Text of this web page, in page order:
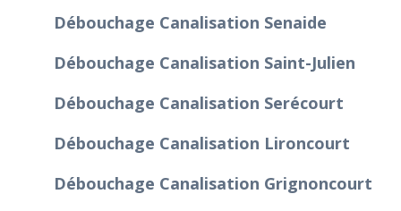
Débouchage Canalisation Senaide
Débouchage Canalisation Saint-Julien
Débouchage Canalisation Serécourt
Débouchage Canalisation Lironcourt
Débouchage Canalisation Grignoncourt